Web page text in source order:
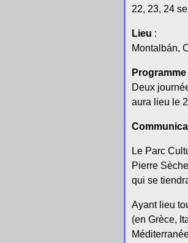
22, 23, 24
Lieu :
Montalbán,
Programme
Deux
aura lieu le
Le Parc
Pierre
qui se
Ayant lieu
(en Grèce,